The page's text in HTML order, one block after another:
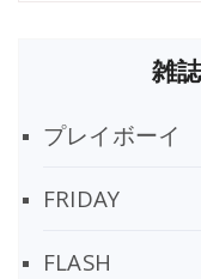
雑
プレイボーイ
FRIDAY
FLASH